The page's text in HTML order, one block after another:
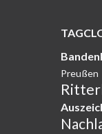
Preußen